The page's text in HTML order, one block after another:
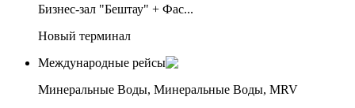
Бизнес-зал "Бештау" + Фас...
Новый терминал
Международные рейсы
Минеральные Воды, Минеральные Воды, MRV